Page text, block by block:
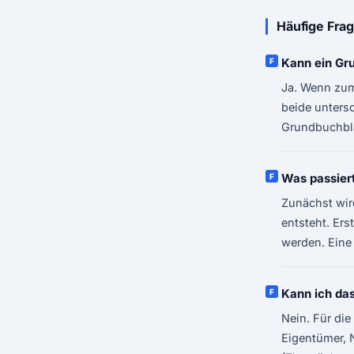
Häufige
Kann ein
Ja. Wenn
beide
Was
Zunächst
entsteht.
werden.
Kann ich
Nein. Für
Eigentümer,